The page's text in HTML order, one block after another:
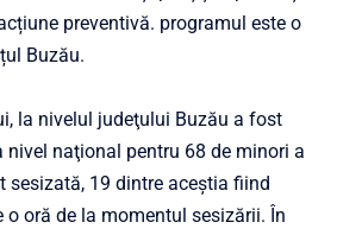
preventivă. programul este o
Buzău.
la nivelul judeţului Buzău a fost
naţional pentru 68 de minori a
sesizată, 19 dintre aceştia fiind
oră de la momentul sesizării. În